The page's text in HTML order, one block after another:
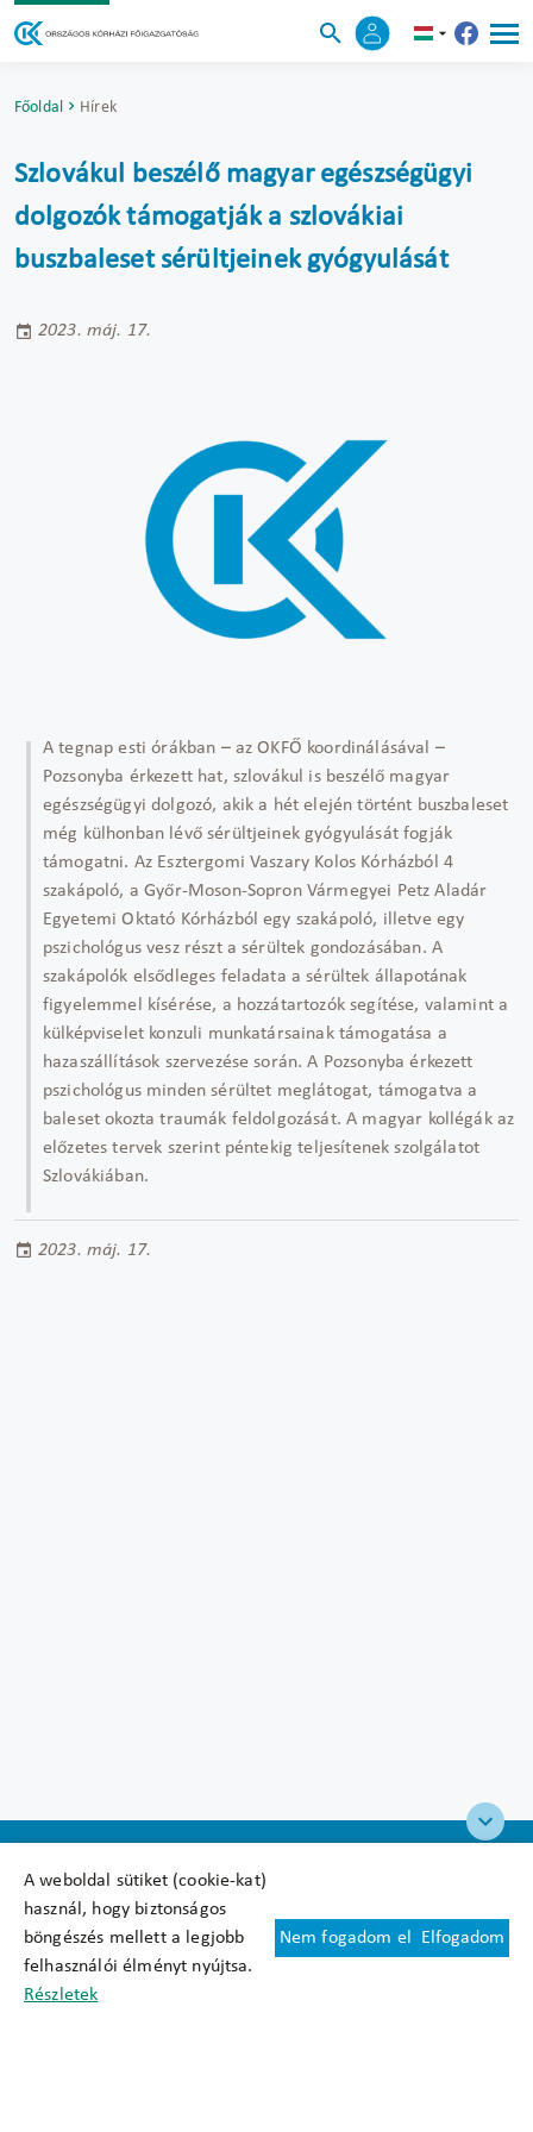
A weboldal sütiket (cookie-kat)
használ, hogy biztonságos
böngészés mellett a legjobb
felhasználói élményt nyújtsa.
Részletek
Nem fogadom el Elfogadom
Főoldal Hírek
Szlovákul beszélő magyar egészségügyi
dolgozók támogatják a szlovákiai
buszbaleset sérültjeinek gyógyulását
2023. máj. 17.
A tegnap esti órákban – az OKFŐ koordinálásával –
Pozsonyba érkezett hat, szlovákul is beszélő magyar
egészségügyi dolgozó, akik a hét elején történt buszbaleset
még külhonban lévő sérültjeinek gyógyulását fogják
támogatni. Az Esztergomi Vaszary Kolos Kórházból 4
szakápoló, a Győr-Moson-Sopron Vármegyei Petz Aladár
Egyetemi Oktató Kórházból egy szakápoló, illetve egy
pszichológus vesz részt a sérültek gondozásában. A
szakápolók elsődleges feladata a sérültek állapotának
figyelemmel kísérése, a hozzátartozók segítése, valamint a
külképviselet konzuli munkatársainak támogatása a
hazaszállítások szervezése során. A Pozsonyba érkezett
pszichológus minden sérültet meglátogat, támogatva a
baleset okozta traumák feldolgozását. A magyar kollégák az
előzetes tervek szerint péntekig teljesítenek szolgálatot
Szlovákiában.
2023. máj. 17.
Felhasználási feltételek